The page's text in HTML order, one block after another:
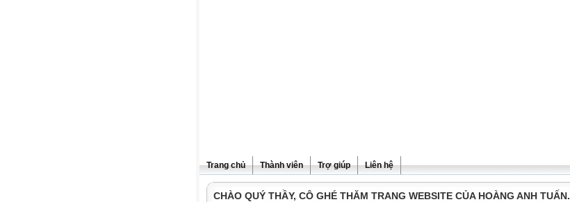
Trang chủ Thành viên Trợ giúp Liên hệ
CHÀO QUÝ THẦY, CÔ GHÉ THĂM TRANG WEBSITE CỦA HOÀNG ANH TUẤN.